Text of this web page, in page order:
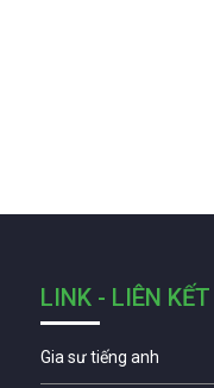
LINK - LIÊN KẾT
Gia sư tiếng anh